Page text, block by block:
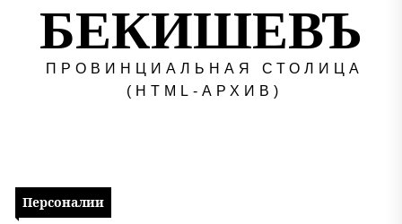
БЕКИШЕВЪ
ПРОВИНЦИАЛЬНАЯ СТОЛИЦА
(HTML-АРХИВ)
Персоналии